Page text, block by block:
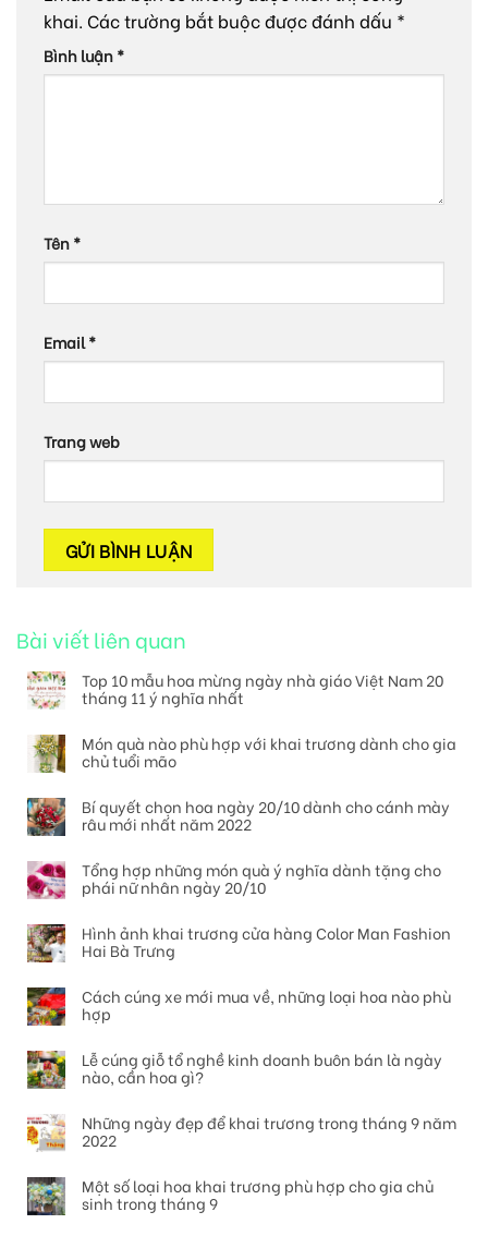
khai. Các trường bắt buộc được đánh dấu *
Bình luận*
Tên*
Email*
Trang web
Bài viết liên quan
Top 10 mẫu hoa mừng ngày nhà giáo Việt Nam 20
tháng 11 ý nghĩa nhất
Món quà nào phù hợp với khai trương dành cho gia
chủ tuổi mão
Bí quyết chọn hoa ngày 20/10 dành cho cánh mày
râu mới nhất năm 2022
Tổng hợp những món quà ý nghĩa dành tặng cho
phái nữ nhân ngày 20/10
Hình ảnh khai trương cửa hàng Color Man Fashion
Hai Bà Trưng
Cách cúng xe mới mua về, những loại hoa nào phù
hợp
Lễ cúng giỗ tổ nghề kinh doanh buôn bán là ngày
nào, cần hoa gì?
Những ngày đẹp để khai trương trong tháng 9 năm
2022
Một số loại hoa khai trương phù hợp cho gia chủ
sinh trong tháng 9